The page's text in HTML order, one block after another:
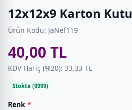
12x12x9 Karton Kutu
Ürün Kodu: JaNef119
40,00 TL
KDV Hariç (%20): 33,33 TL
Stokta (9999)
Renk *